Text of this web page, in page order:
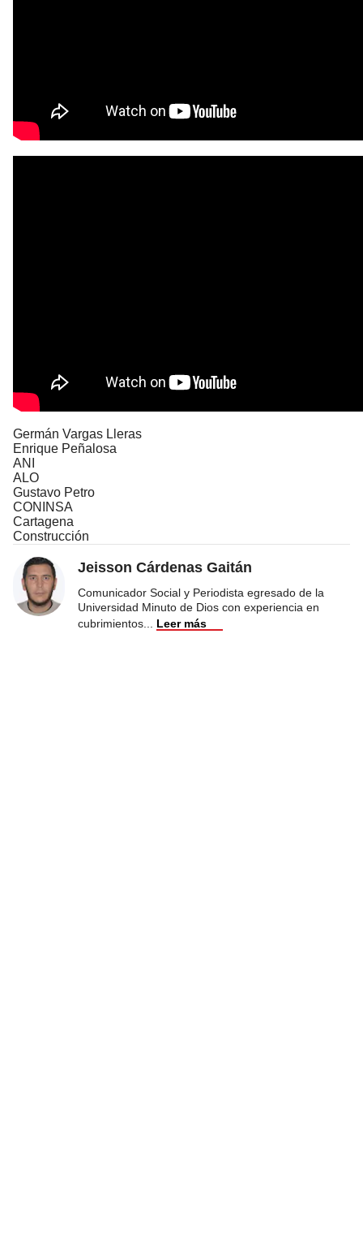
Germán Vargas Lleras
Enrique Peñalosa
ANI
ALO
Gustavo Petro
CONINSA
Cartagena
Construcción
Jeisson Cárdenas Gaitán
Comunicador Social y Periodista egresado de la
Universidad Minuto de Dios con experiencia en
cubrimientos
Leer más